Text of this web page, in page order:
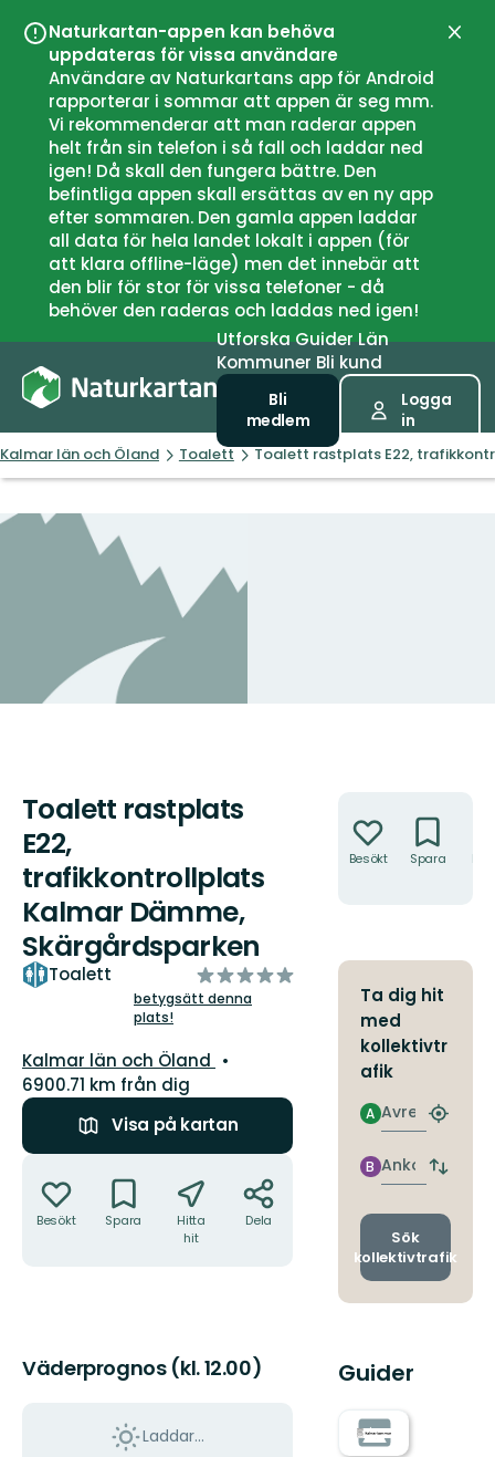
Naturkartan-appen kan behöva
uppdateras för vissa användare
Användare av Naturkartans app för Android
rapporterar i sommar att appen är seg mm.
Vi rekommenderar att man raderar appen
helt från sin telefon i så fall och laddar ned
igen! Då skall den fungera bättre. Den
befintliga appen skall ersättas av en ny app
efter sommaren. Den gamla appen laddar
all data för hela landet lokalt i appen (för
att klara offline-läge) men det innebär att
den blir för stor för vissa telefoner - då
behöver den raderas och laddas ned igen!
UtforskaGuiderLän
Kommuner Bli kund
Bli
medlem
Logga
in
Kalmar län och Öland Toalett Toalett rastplats E22,
Toalett rastplats
E22,
trafikkontrollplats
Kalmar Dämme,
Skärgårdsparken
Toalett
av
5
betygsätt denna
plats!
Län:
Kalmar län och Öland
6900.71 km från dig
Visa på kartan
Besökt Spara
Hitta
hit
Dela
Väderprognos (kl. 12.00)
Laddar...
Besökt Spara
Ta dig hit
med
kollektivtr
afik
Avresa
A
Hitta
Ankomst
B
Byt
och
Sök
kollektivtrafik
Guider